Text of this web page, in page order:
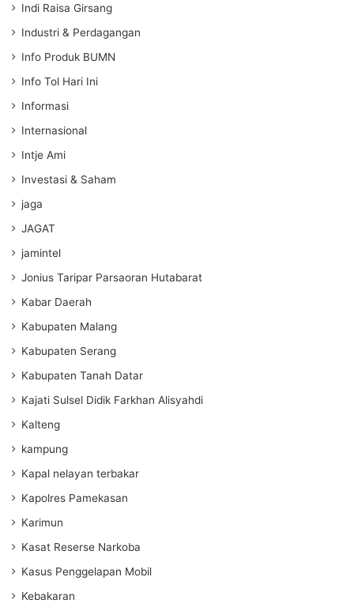
Indi Raisa Girsang
Industri & Perdagangan
Info Produk BUMN
Info Tol Hari Ini
Informasi
Internasional
Intje Ami
Investasi & Saham
jaga
JAGAT
jamintel
Jonius Taripar Parsaoran Hutabarat
Kabar Daerah
Kabupaten Malang
Kabupaten Serang
Kabupaten Tanah Datar
Kajati Sulsel Didik Farkhan Alisyahdi
Kalteng
kampung
Kapal nelayan terbakar
Kapolres Pamekasan
Karimun
Kasat Reserse Narkoba
Kasus Penggelapan Mobil
Kebakaran